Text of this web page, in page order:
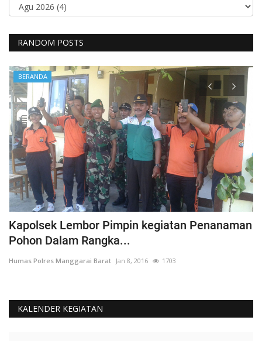
RANDOM POSTS
BERANDA
Kapolsek Lembor Pimpin kegiatan Penanaman
Pohon Dalam Rangka...
Humas Polres Manggarai Barat Jan 8, 2016 1703
KALENDER KEGIATAN